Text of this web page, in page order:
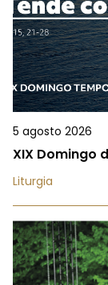
5 agosto 2026
XIX Domingo
Liturgia